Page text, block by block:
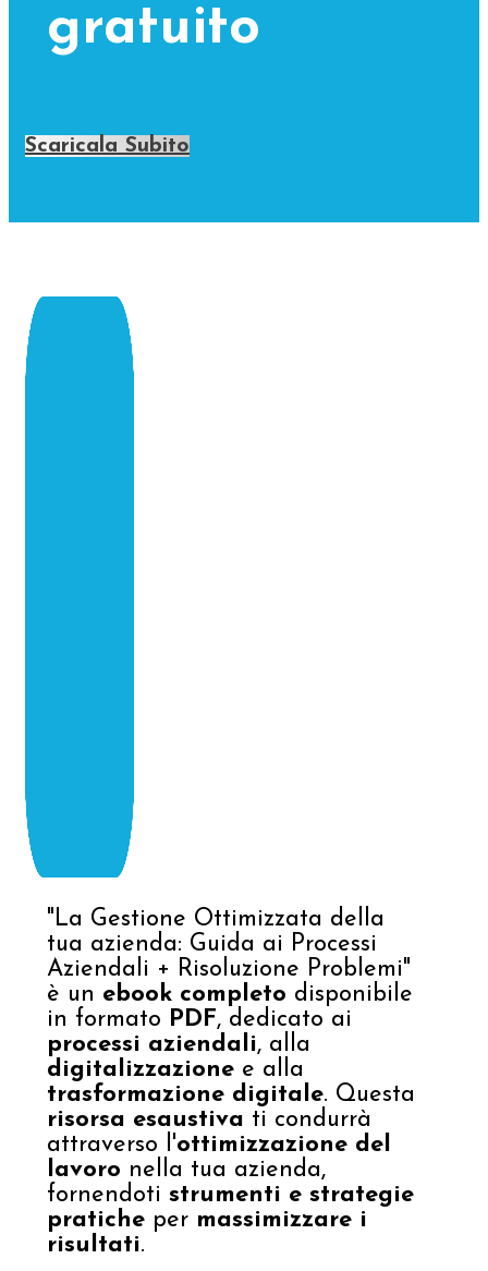
gratuito
Scaricala Subito
"La Gestione Ottimizzata della
tua azienda: Guida ai Processi
Aziendali + Risoluzione Problemi"
è un ebook completo disponibile
in formato PDF, dedicato ai
processi aziendali, alla
digitalizzazione e alla
trasformazione digitale. Questa
risorsa esaustiva ti condurrà
attraverso l'ottimizzazione del
lavoro nella tua azienda,
fornendoti strumenti e strategie
pratiche per massimizzare i
risultati.